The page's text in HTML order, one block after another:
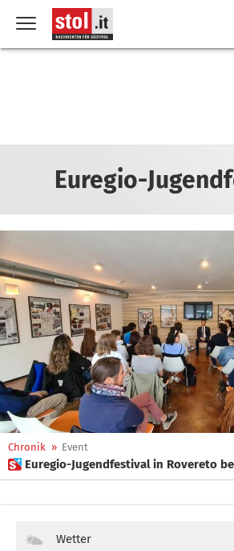
Euregio-
Chronik » Event
 Euregio-Jugendfestival in Rovereto
Wetter